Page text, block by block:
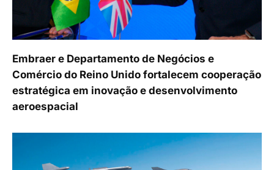
Embraer e Departamento de Negócios e
Comércio do Reino Unido fortalecem cooperação
estratégica em inovação e desenvolvimento
aeroespacial